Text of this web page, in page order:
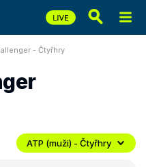
- Čtyřhry
ATP (muži) - Čtyřhry